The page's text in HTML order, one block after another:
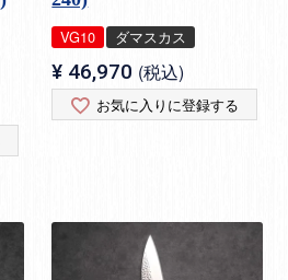
VG10 ダマスカス
¥ 46,970 税込
お気に入りに登録する